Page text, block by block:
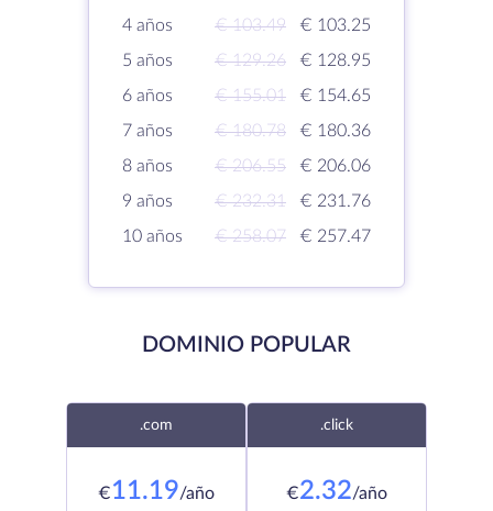
4 años
€ 103.49
€ 103.25
5 años
€ 129.26
€ 128.95
6 años
€ 155.01
€ 154.65
7 años
€ 180.78
€ 180.36
8 años
€ 206.55
€ 206.06
9 años
€ 232.31
€ 231.76
10 años
€ 258.07 € 257.47
DOMINIO POPULAR
.com
€11.19/año
.click
€2.32/año